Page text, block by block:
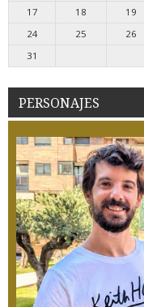
17
18 19
24
25 26
31
PERSONAJES